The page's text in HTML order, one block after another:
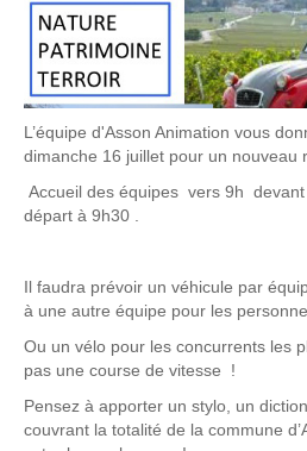
L’équipe d'Asson Animation vous
dimanche 16 juillet pour un nouveau
Accueil des équipes vers 9h devant
départ à 9h30 .
Il faudra prévoir un véhicule par
à une autre équipe pour les
Ou un vélo pour les concurrents les
pas une course de vitesse !
Pensez à apporter un stylo, un
couvrant la totalité de la commune